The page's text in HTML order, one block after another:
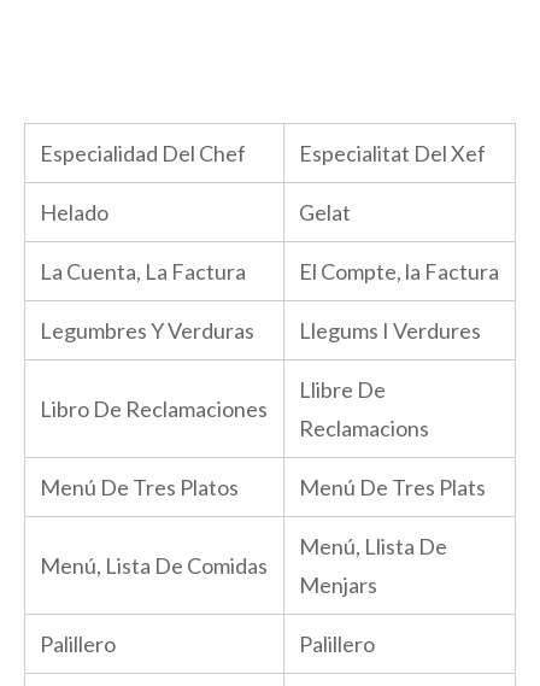
Especialidad Del Chef Especialitat Del Xef
Helado Gelat
La Cuenta, La Factura El Compte, la Factura
Legumbres Y Verduras Llegums I Verdures
Libro De Reclamaciones
Llibre De
Reclamacions
Menú De Tres Platos Menú De Tres Plats
Menú, Lista De Comidas
Menú, Llista De
Menjars
Palillero Palillero